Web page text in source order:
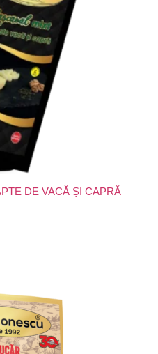
DE VACĂ ȘI CAPRĂ